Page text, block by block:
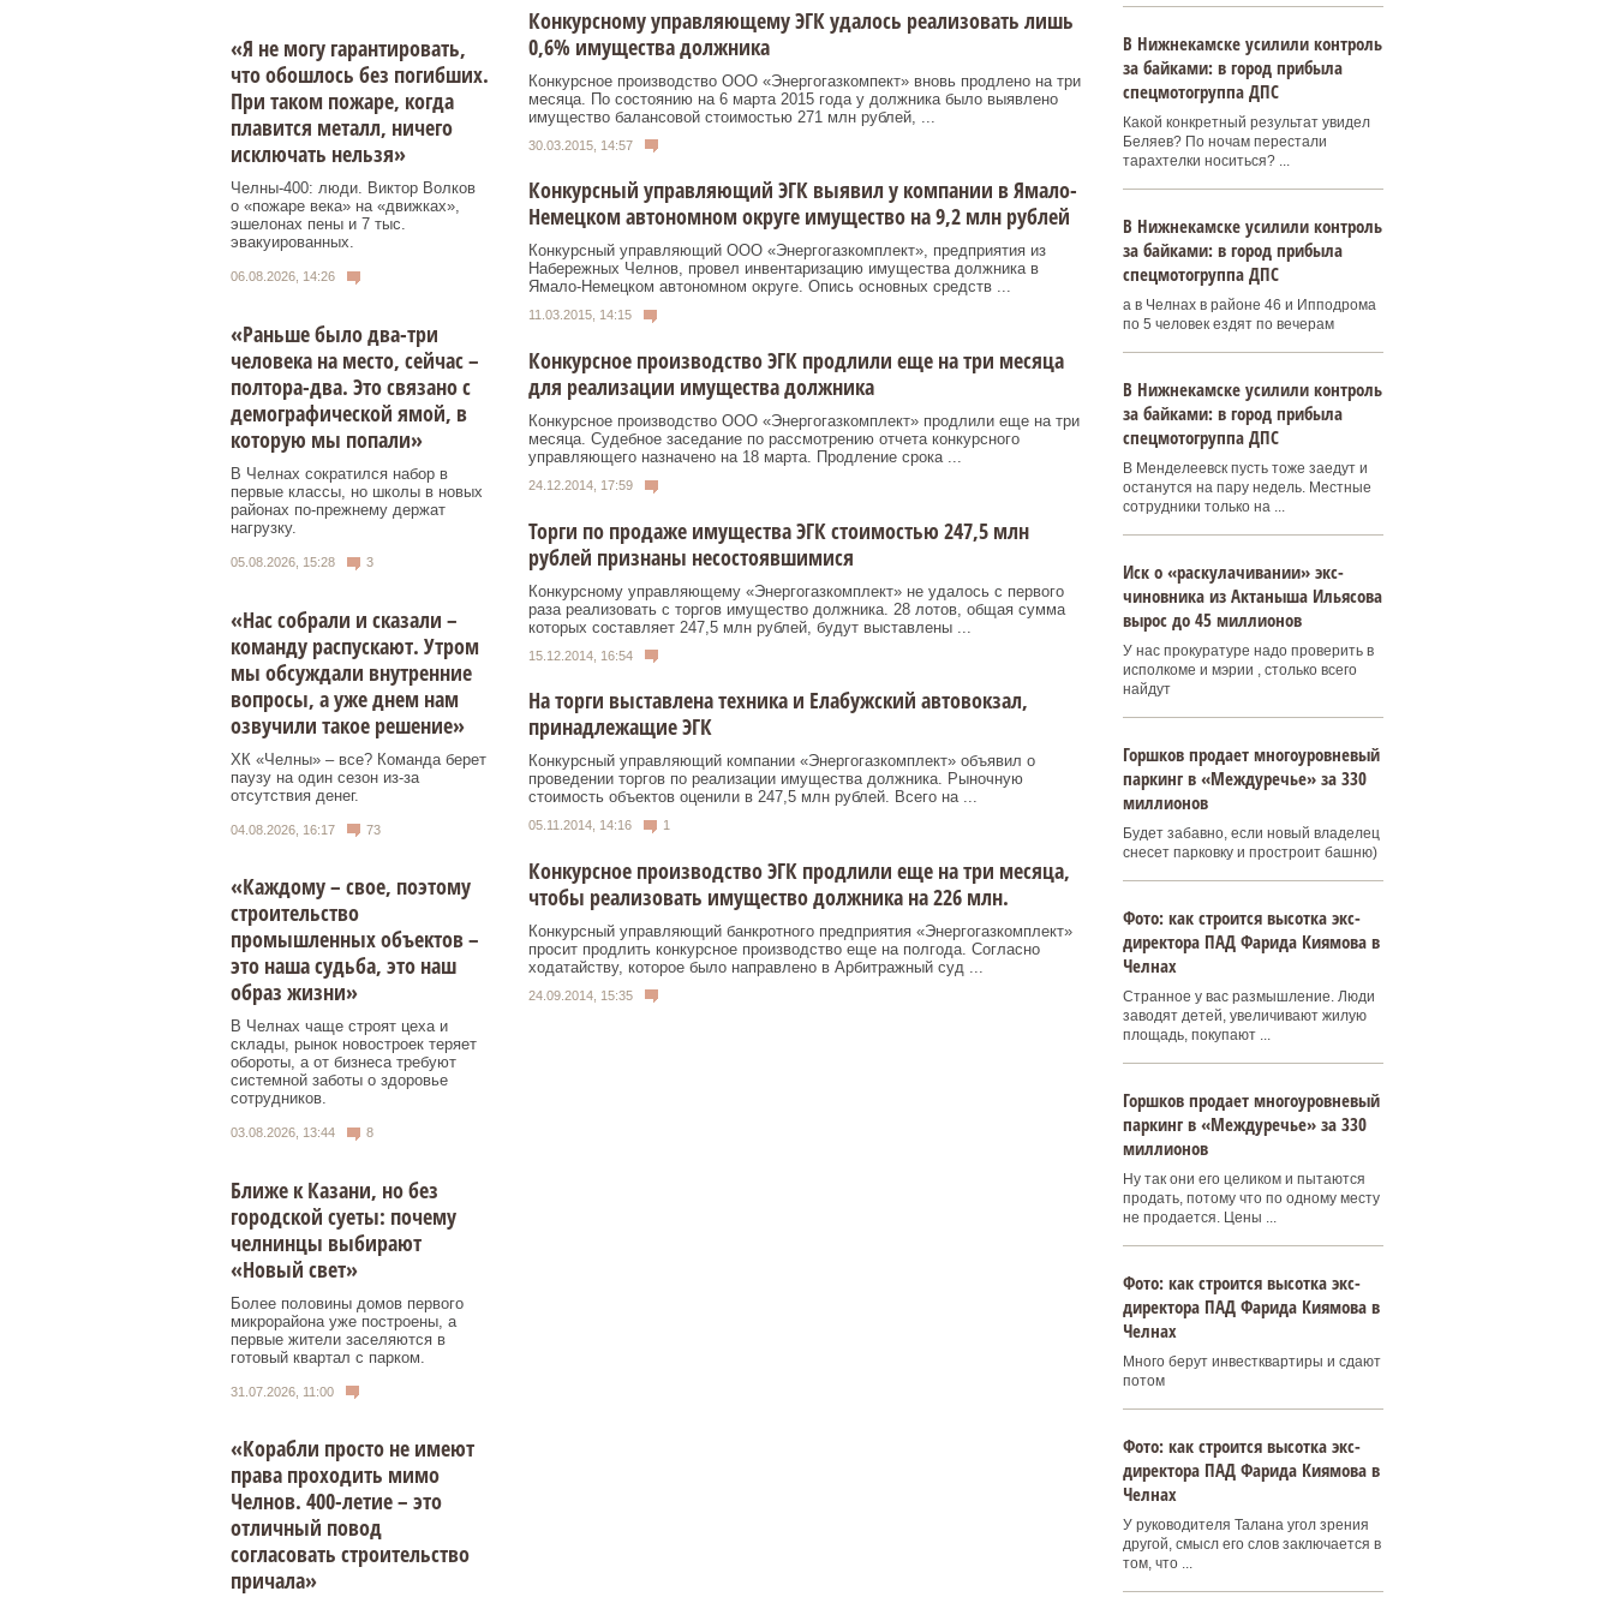
«Я не могу гарантировать,
что обошлось без погибших.
При таком пожаре, когда
плавится металл, ничего
исключать нельзя»
Челны-400: люди. Виктор Волков
о «пожаре века» на «движках»,
эшелонах пены и 7 тыс.
эвакуированных.
06.08.2026, 14:26
«Раньше было два-три
человека на место, сейчас –
полтора-два. Это связано с
демографической ямой, в
которую мы попали»
В Челнах сократился набор в
первые классы, но школы в новых
районах по-прежнему держат
нагрузку.
05.08.2026, 15:28 3
«Нас собрали и сказали –
команду распускают. Утром
мы обсуждали внутренние
вопросы, а уже днем нам
озвучили такое решение»
ХК «Челны» – все? Команда берет
паузу на один сезон из-за
отсутствия денег.
04.08.2026, 16:17 73
«Каждому – свое, поэтому
строительство
промышленных объектов –
это наша судьба, это наш
образ жизни»
В Челнах чаще строят цеха и
склады, рынок новостроек теряет
обороты, а от бизнеса требуют
системной заботы о здоровье
сотрудников.
03.08.2026, 13:44 8
Ближе к Казани, но без
городской суеты: почему
челнинцы выбирают
«Новый свет»
Более половины домов первого
микрорайона уже построены, а
первые жители заселяются в
готовый квартал с парком.
31.07.2026, 11:00
«Корабли просто не имеют
права проходить мимо
Челнов. 400-летие – это
отличный повод
согласовать строительство
причала»
Конкурсному управляющему ЭГК удалось реализовать лишь
0,6% имущества должника
Конкурсное производство ООО «Энергогазкомпект» вновь продлено на три
месяца. По состоянию на 6 марта 2015 года у должника было выявлено
имущество балансовой стоимостью 271 млн рублей, ...
30.03.2015, 14:57
Конкурсный управляющий ЭГК выявил у компании в Ямало-
Немецком автономном округе имущество на 9,2 млн рублей
Конкурсный управляющий ООО «Энергогазкомплект», предприятия из
Набережных Челнов, провел инвентаризацию имущества должника в
Ямало-Немецком автономном округе. Опись основных средств ...
11.03.2015, 14:15
Конкурсное производство ЭГК продлили еще на три месяца
для реализации имущества должника
Конкурсное производство ООО «Энергогазкомплект» продлили еще на три
месяца. Судебное заседание по рассмотрению отчета конкурсного
управляющего назначено на 18 марта. Продление срока ...
24.12.2014, 17:59
Торги по продаже имущества ЭГК стоимостью 247,5 млн
рублей признаны несостоявшимися
Конкурсному управляющему «Энергогазкомплект» не удалось с первого
раза реализовать с торгов имущество должника. 28 лотов, общая сумма
которых составляет 247,5 млн рублей, будут выставлены ...
15.12.2014, 16:54
На торги выставлена техника и Елабужский автовокзал,
принадлежащие ЭГК
Конкурсный управляющий компании «Энергогазкомплект» объявил о
проведении торгов по реализации имущества должника. Рыночную
стоимость объектов оценили в 247,5 млн рублей. Всего на ...
05.11.2014, 14:16 1
Конкурсное производство ЭГК продлили еще на три месяца,
чтобы реализовать имущество должника на 226 млн.
Конкурсный управляющий банкротного предприятия «Энергогазкомплект»
просит продлить конкурсное производство еще на полгода. Согласно
ходатайству, которое было направлено в Арбитражный суд ...
24.09.2014, 15:35
В Нижнекамске усилили контроль
за байками: в город прибыла
спецмотогруппа ДПС
Какой конкретный результат увидел
Беляев? По ночам перестали
тарахтелки носиться? ...
В Нижнекамске усилили контроль
за байками: в город прибыла
спецмотогруппа ДПС
а в Челнах в районе 46 и Ипподрома
по 5 человек ездят по вечерам
В Нижнекамске усилили контроль
за байками: в город прибыла
спецмотогруппа ДПС
В Менделеевск пусть тоже заедут и
останутся на пару недель. Местные
сотрудники только на ...
Иск о «раскулачивании» экс-
чиновника из Актаныша Ильясова
вырос до 45 миллионов
У нас прокуратуре надо проверить в
исполкоме и мэрии , столько всего
найдут
Горшков продает многоуровневый
паркинг в «Междуречье» за 330
миллионов
Будет забавно, если новый владелец
снесет парковку и простроит башню)
Фото: как строится высотка экс-
директора ПАД Фарида Киямова в
Челнах
Странное у вас размышление. Люди
заводят детей, увеличивают жилую
площадь, покупают ...
Горшков продает многоуровневый
паркинг в «Междуречье» за 330
миллионов
Ну так они его целиком и пытаются
продать, потому что по одному месту
не продается. Цены ...
Фото: как строится высотка экс-
директора ПАД Фарида Киямова в
Челнах
Много берут инвестквартиры и сдают
потом
Фото: как строится высотка экс-
директора ПАД Фарида Киямова в
Челнах
У руководителя Талана угол зрения
другой, смысл его слов заключается в
том, что ...